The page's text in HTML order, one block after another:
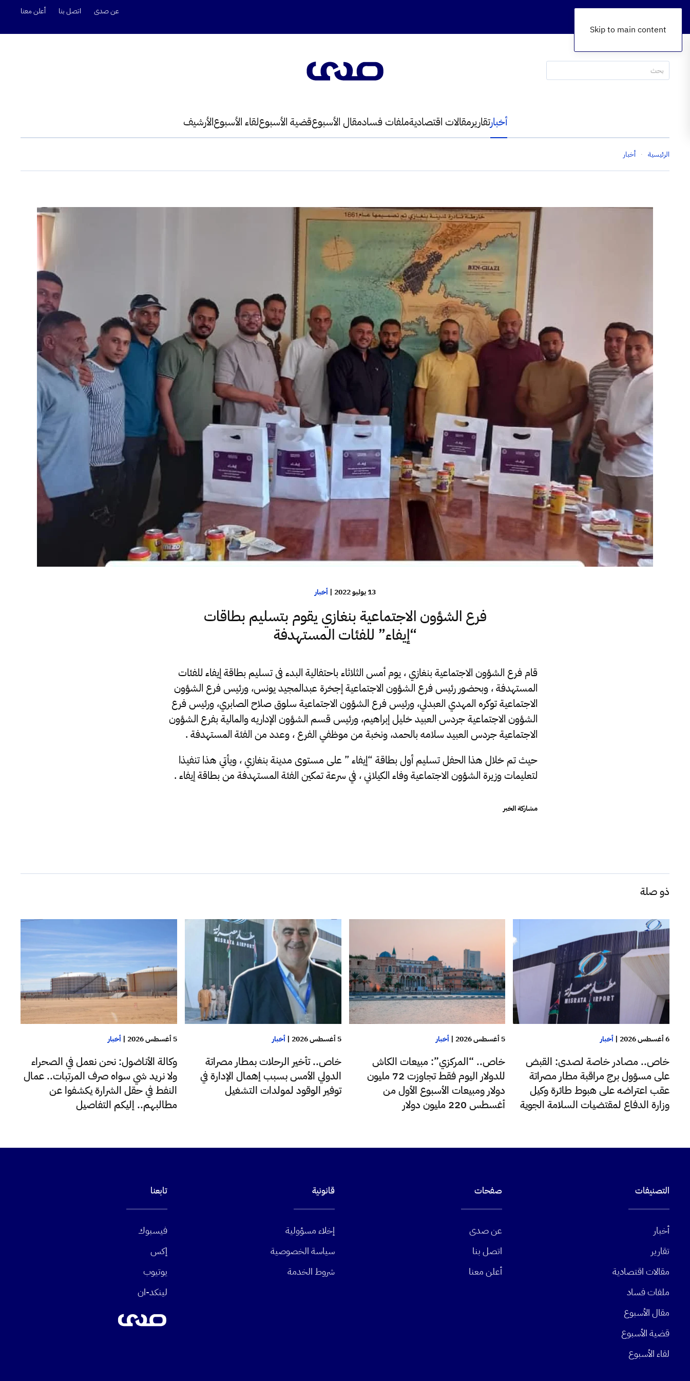
Skip to main content
عن صدى اتصل بنا أعلن معنا
أخبارتقاريرمقالات اقتصاديةملفات فسادمقال الأسبوعقضية الأسبوعلقاء الأسبوعالأرشيف
الرئيسية أخبار
13 يوليو 2022 |أخبار
فرع الشؤون الاجتماعية بنغازي يقوم بتسليم بطاقات
“إيفاء” للفئات المستهدفة
قام فرع الشؤون الاجتماعية بنغازي ، يوم أمس الثلاثاء باحتفالية البدء فى تسليم بطاقة إيفاء للفئات
المستهدفة ، وبحضور رئيس فرع الشؤون الاجتماعية إجخرة عبدالمجيد يونس، ورئيس فرع الشؤون
الاجتماعية توكره المهدي العبدلي، ورئيس فرع الشؤون الاجتماعية سلوق صلاح الصابري، ورئيس فرع
الشؤون الاجتماعية جردس العبيد خليل إبراهيم، ورئيس قسم الشؤون الإداريه والمالية بفرع الشؤون
الاجتماعية جردس العبيد سلامه بالحمد، ونخبة من موظفي الفرع ، وعدد من الفئة المستهدفة .
حيث تم خلال هذا الحفل تسليم أول بطاقة “إيفاء ” على مستوى مدينة بنغازي ، ويأتي هذا تنفيذا
لتعليمات وزيرة الشؤون الاجتماعية وفاء الكيلاني ، في سرعة تمكين الفئة المستهدفة من بطاقة إيفاء .
مشاركة الخبر
ذو صلة
6 أغسطس 2026 | أخبار
خاص.. مصادر خاصة لصدى: القبض
على مسؤول برج مراقبة مطار مصراتة
عقب اعتراضه على هبوط طائرة وكيل
وزارة الدفاع لمقتضيات السلامة الجوية
5 أغسطس 2026 | أخبار
خاص.. “المركزي”: مبيعات الكاش
للدولار اليوم فقط تجاوزت 72 مليون
دولار ومبيعات الأسبوع الأول من
أغسطس 220 مليون دولار
5 أغسطس 2026 |أخبار
خاص.. تأخير الرحلات بمطار مصراتة
الدولي الأمس بسبب إهمال الإدارة في
توفير الوقود لمولدات التشغيل
5 أغسطس 2026 |أخبار
وكالة الأناضول: نحن نعمل في الصحراء
ولا نريد شي سواه صرف المرتبات.. عمال
النفط في حقل الشرارة يكشفوا عن
مطالبهم.. إليكم التفاصيل
التصنيفات
أخبار
تقارير
مقالات اقتصادية
ملفات فساد
مقال الأسبوع
قضية الأسبوع
لقاء الأسبوع
صفحات
عن صدى
اتصل بنا
أعلن معنا
قانونية
إخلاء مسؤولية
سياسة الخصوصية
شروط الخدمة
تابعنا
فيسبوك
إكس
يوتيوب
لينكد-ان